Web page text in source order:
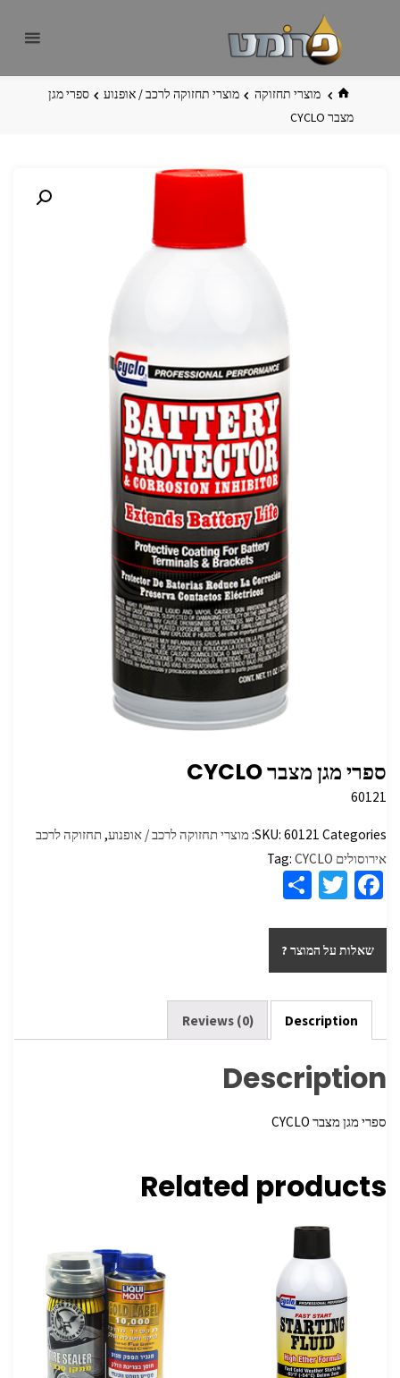
בית מוצרי תחזוקה מוצרי תחזוקה לרכב / אופנוע
ספרי מגן
מצבר CYCLO
ספרי מגן מצבר CYCLO
60121
SKU: 60121 Categories: מוצרי תחזוקה לרכב / אופנוע, תחזוקה לרכב
אירוסולים
Tag: CYCLO
Fa
b
o
o
k
T
tt
er
ar
e
שאלות על המוצר ?
Description
Reviews (0)
Description
ספרי מגן מצבר CYCLO
Related products